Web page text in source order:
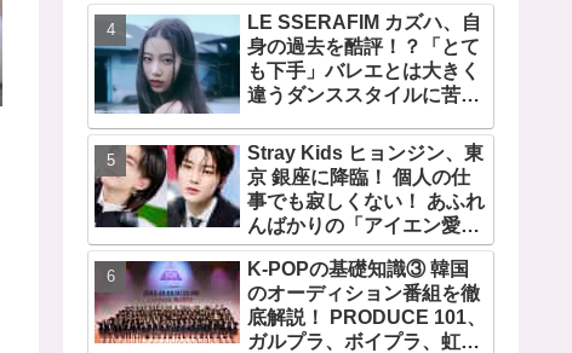
「NewJeans never
dies!」と微笑みの宣言！
ADOR側、2029年まで契約
有効と主張
LE SSERAFIM カズハ、自
身の過去を酷評！？「とて
も下手」バレエとは大きく
違うダンススタイルに苦
に努力を重ねる姿に称賛の
声続々
Stray Kids ヒョンジン、東
京 銀座に降臨！ 個人の仕
事でも寂しくない！ あふれ
んばかりの「アイエン愛」
が伝わる愛用品にほっこり
K-POPの基礎知識③ 韓国
のオーディション番組を徹
底解説！ PRODUCE 101、
ガルプラ、ボイプラ、虹プ